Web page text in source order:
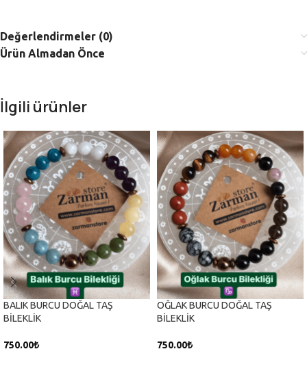
Değerlendirmeler (0)
Ürün Almadan Önce
İlgili ürünler
BALIK BURCU DOĞAL TAŞ
BİLEKLİK
750.00₺
OĞLAK BURCU DOĞAL TAŞ
BİLEKLİK
750.00₺